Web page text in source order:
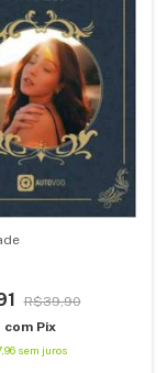
R$39,90
com Pix
sem juros